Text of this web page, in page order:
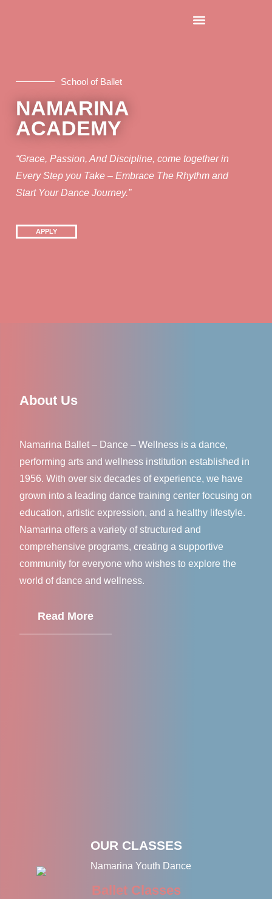
School of Ballet
NAMARINA
ACADEMY
“Grace, Passion, And Discipline, come together in
Every Step you Take – Embrace The Rhythm and
Start Your Dance Journey.”
APPLY
About Us
Namarina Ballet – Dance – Wellness is a dance,
performing arts and wellness institution established in
1956. With over six decades of experience, we have
grown into a leading dance training center focusing on
education, artistic expression, and a healthy lifestyle.
Namarina offers a variety of structured and
comprehensive programs, creating a supportive
community for everyone who wishes to explore the
world of dance and wellness.
Read More
OUR CLASSES
Ballet Classes